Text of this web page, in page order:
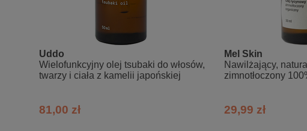
zwykle.
Skład INCI
Aqua, Cetearyl Alcohol, Orbignya Oleifera
Italica Seed Oil, Inulin, Hydrolyzed Vegetable
Acid, Sodium Benzoate, Potassium Sorbate,
Uddo
Wielofunkcyjny olej tsubaki do włosów,
twarzy i ciała z kamelii japońskiej
81,00 zł
Mel Skin
Nawilżający,
zimnotłoczony
29,99 zł